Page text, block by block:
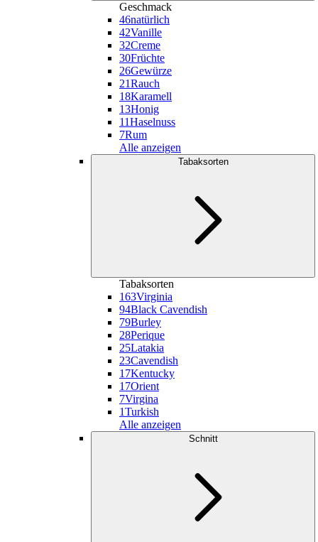
Geschmack
46natürlich
42Vanille
32Creme
30Früchte
26Gewürze
21Rauch
18Karamell
13Honig
11Haselnuss
7Rum
Alle anzeigen
Tabaksorten
Tabaksorten
163Virginia
94Black Cavendish
79Burley
28Perique
25Latakia
23Cavendish
17Kentucky
17Orient
7Virgina
1Turkish
Alle anzeigen
Schnitt